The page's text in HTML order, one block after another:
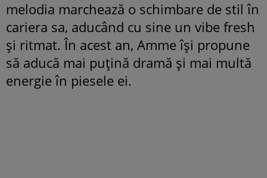
melodia marchează o schimbare de stil în
cariera sa, aducând cu sine un vibe fresh
și ritmat. În acest an, Amme își propune
să aducă mai puțină dramă și mai multă
energie în piesele ei.